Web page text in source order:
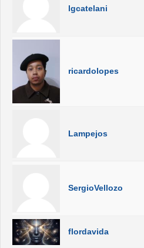
lgcatelani
ricardolopes
Lampejos
SergioVellozo
flordavida